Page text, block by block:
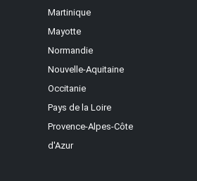
Martinique
Mayotte
Normandie
Nouvelle-Aquitaine
Occitanie
Pays de la Loire
Provence-Alpes-Côte
d'Azur